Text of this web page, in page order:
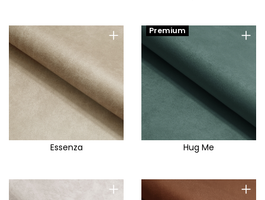
+
Essenza
+
Premium
Hug Me
+ +